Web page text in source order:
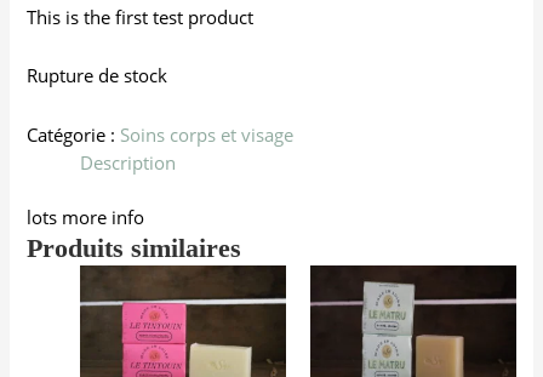
This is the first test product
Rupture de stock
Catégorie : Soins corps et visage
Description
lots more info
Produits similaires